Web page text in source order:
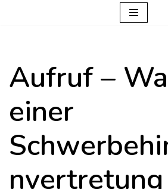
springen
Aufruf –
einer
nvertretung